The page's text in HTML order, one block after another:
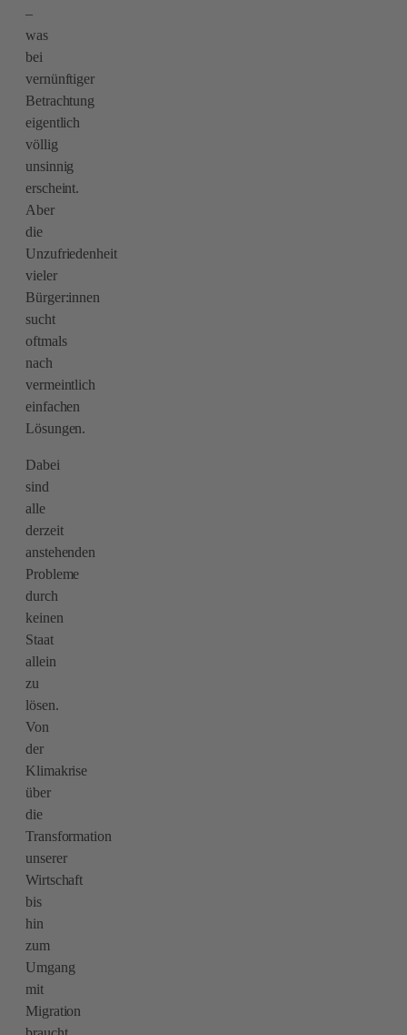
–
was
bei
vernünftiger
Betrachtung
eigentlich
völlig
unsinnig
erscheint.
Aber
die
Unzufriedenheit
vieler
Bürger:innen
sucht
oftmals
nach
vermeintlich
einfachen
Lösungen.
Dabei
sind
alle
derzeit
anstehenden
Probleme
durch
keinen
Staat
allein
zu
lösen.
Von
der
Klimakrise
über
die
Transformation
unserer
Wirtschaft
bis
hin
zum
Umgang
mit
Migration